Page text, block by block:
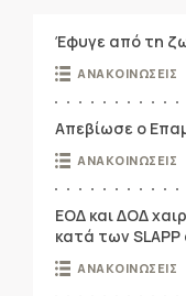
Έφυγε από τη
ΑΝΑΚΟΙΝΩΣΕΙΣ
Απεβίωσε ο
ΑΝΑΚΟΙΝΩΣΕΙΣ
ΕΟΔ και ΔΟΔ
κατά των SLAPP
ΑΝΑΚΟΙΝΩΣΕΙΣ